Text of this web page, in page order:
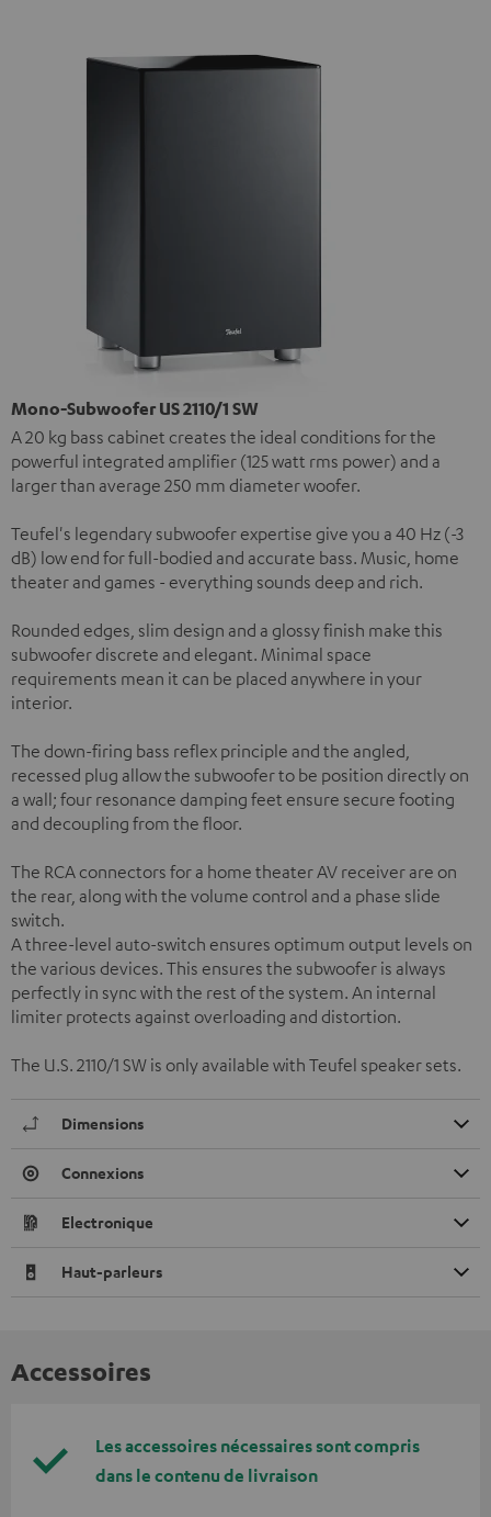
Mono-Subwoofer US 2110/1 SW
A 20 kg bass cabinet creates the ideal conditions for the
powerful integrated amplifier (125 watt rms power) and a
larger than average 250 mm diameter woofer.
Teufel's legendary subwoofer expertise give you a 40 Hz (-3
dB) low end for full-bodied and accurate bass. Music, home
theater and games - everything sounds deep and rich.
Rounded edges, slim design and a glossy finish make this
subwoofer discrete and elegant. Minimal space
requirements mean it can be placed anywhere in your
interior.
The down-firing bass reflex principle and the angled,
recessed plug allow the subwoofer to be position directly on
a wall; four resonance damping feet ensure secure footing
and decoupling from the floor.
The RCA connectors for a home theater AV receiver are on
the rear, along with the volume control and a phase slide
switch.
A three-level auto-switch ensures optimum output levels on
the various devices. This ensures the subwoofer is always
perfectly in sync with the rest of the system. An internal
limiter protects against overloading and distortion.
The U.S. 2110/1 SW is only available with Teufel speaker sets.
Dimensions
Connexions
Electronique
Haut-parleurs
Accessoires
Les accessoires nécessaires sont compris
dans le contenu de livraison